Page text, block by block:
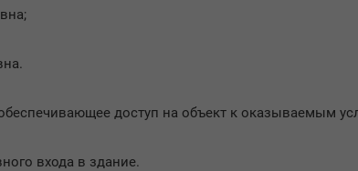
доступ на объект к оказываемым
входа в здание.